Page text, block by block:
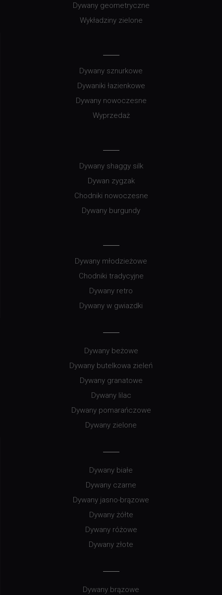
Dywany geometryczne
Wykładziny zielone
Dywany sznurkowe
Dywaniki łazienkowe
Dywany nowoczesne
Wyprzedaż
Dywany shaggy silk
Dywan zygzak
Chodniki nowoczesne
Dywany burgundy
Dywany młodzieżowe
Chodniki tradycyjne
Dywany retro
Dywany w gwiazdki
Dywany beżowe
Dywany butelkowa zieleń
Dywany granatowe
Dywany lilac
Dywany pomarańczowe
Dywany zielone
Dywany białe
Dywany czarne
Dywany jasno-brązowe
Dywany żółte
Dywany różowe
Dywany złote
Dywany brązowe